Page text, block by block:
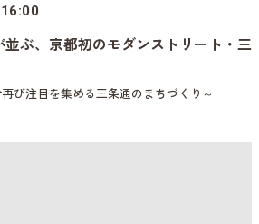
並ぶ、京都初のモダンストリート・三
び注目を集める三条通のまちづくり～